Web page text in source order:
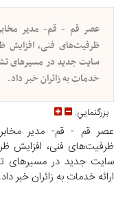
عصر قم - قم- مدیر
سایت جدید در مسیرهای
خدمات به زائران خبر داد.
بزرگنمايي:
عصر قم - قم- مدیر
سایت جدید در مسیرهای
ارائه خدمات به زائران خبر داد.